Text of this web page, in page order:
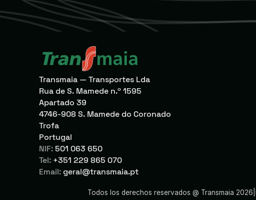
Transmaia — Transportes Lda
Rua de S. Mamede n.º 1595
Apartado 39
4746-908 S. Mamede do Coronado
Trofa
Portugal
NIF: 501 063 650
Tel: +351 229 865 070
Email: geral@transmaia.pt
Todos los derechos reservados @ Transmaia 2026